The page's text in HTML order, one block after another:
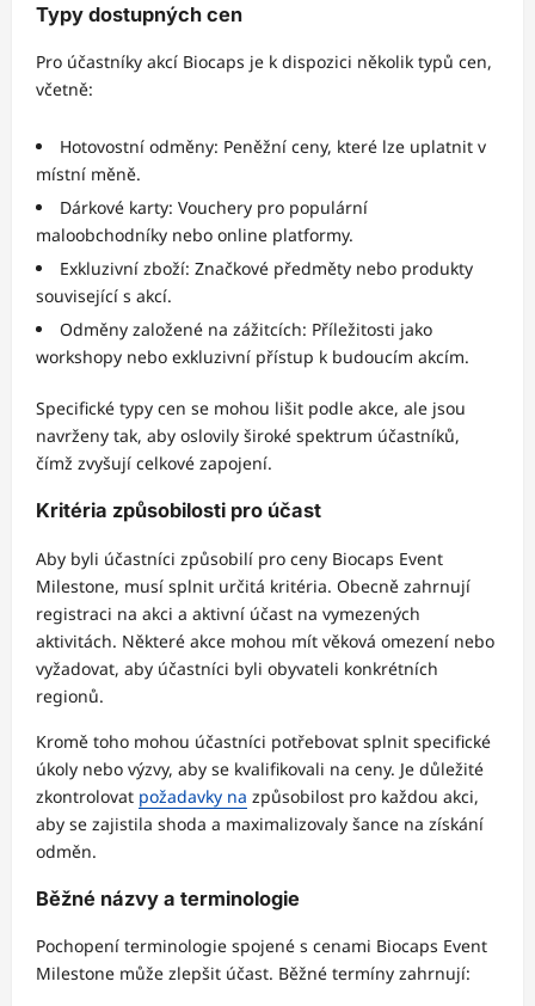
Typy dostupných cen
Pro účastníky akcí Biocaps je k dispozici několik typů cen,
včetně:
Hotovostní odměny: Peněžní ceny, které lze uplatnit v
místní měně.
Dárkové karty: Vouchery pro populární
maloobchodníky nebo online platformy.
Exkluzivní zboží: Značkové předměty nebo produkty
související s akcí.
Odměny založené na zážitcích: Příležitosti jako
workshopy nebo exkluzivní přístup k budoucím akcím.
Specifické typy cen se mohou lišit podle akce, ale jsou
navrženy tak, aby oslovily široké spektrum účastníků,
čímž zvyšují celkové zapojení.
Kritéria způsobilosti pro účast
Aby byli účastníci způsobilí pro ceny Biocaps Event
Milestone, musí splnit určitá kritéria. Obecně zahrnují
registraci na akci a aktivní účast na vymezených
aktivitách. Některé akce mohou mít věková omezení nebo
vyžadovat, aby účastníci byli obyvateli konkrétních
regionů.
Kromě toho mohou účastníci potřebovat splnit specifické
úkoly nebo výzvy, aby se kvalifikovali na ceny. Je důležité
zkontrolovat požadavky na způsobilost pro každou akci,
aby se zajistila shoda a maximalizovaly šance na získání
odměn.
Běžné názvy a terminologie
Pochopení terminologie spojené s cenami Biocaps Event
Milestone může zlepšit účast. Běžné termíny zahrnují: